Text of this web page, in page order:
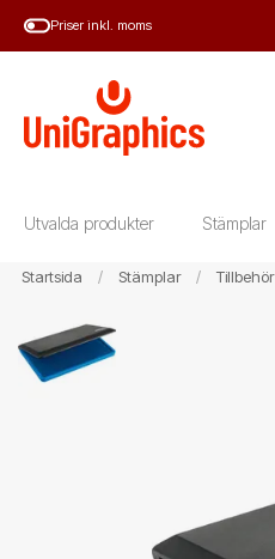
HoppaPriser inkl. moms
Utvalda produkter Stämplar
Startsida Stämplar Tillbehör